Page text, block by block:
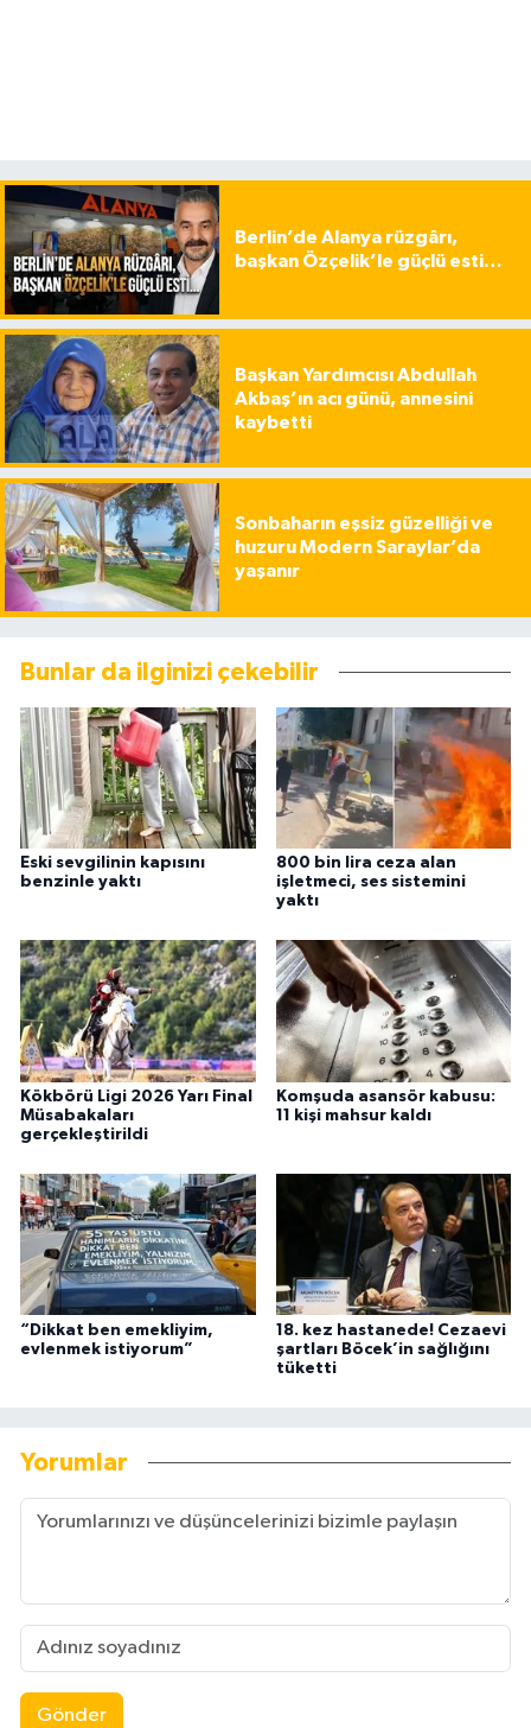
Berlin’de Alanya rüzgârı,
başkan Özçelik’le güçlü esti…
Başkan Yardımcısı Abdullah
Akbaş’ın acı günü, annesini
kaybetti
Sonbaharın eşsiz güzelliği ve
huzuru Modern Saraylar’da
yaşanır
Bunlar da ilginizi çekebilir
Eski sevgilinin kapısını
benzinle yaktı
800 bin lira ceza alan
işletmeci, ses sistemini
yaktı
Kökbörü Ligi 2026 Yarı Final
Müsabakaları
gerçekleştirildi
Komşuda asansör kabusu:
11 kişi mahsur kaldı
“Dikkat ben emekliyim,
evlenmek istiyorum”
18. kez hastanede! Cezaevi
şartları Böcek’in sağlığını
tüketti
Yorumlar
Gönder